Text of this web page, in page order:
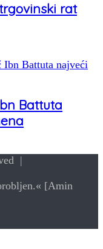
rat
Battuta
|
[Amin